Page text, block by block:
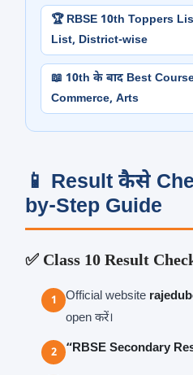
🏆 RBSE 10th Toppers
List, District-wise
📖 10th के बाद Best
Commerce, Arts
📱 Result कैसे
by-Step Guide
✅ Class 10 Result
Official website
open करें।
“RBSE Secondary